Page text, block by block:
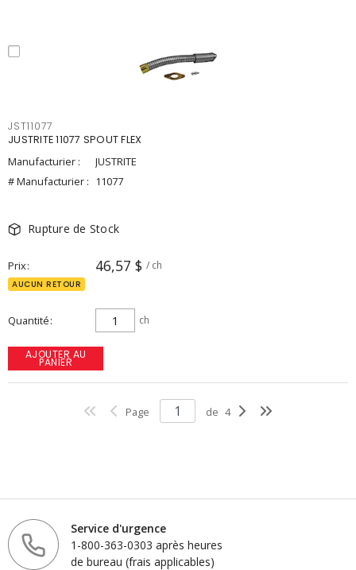
JST11077
JUSTRITE 11077 SPOUT FLEX
Manufacturier :
JUSTRITE
# Manufacturier : 11077
Rupture de Stock
Prix 46,57 $ / ch
AUCUN RETOUR
Quantité ch
AJOUTER AU
PANIER
Page de 4
Service d'urgence
1-800-363-0303 après heures
de bureau (frais applicables)